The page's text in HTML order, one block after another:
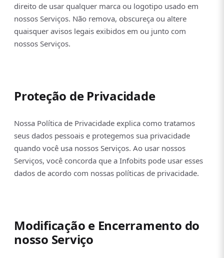
direito de usar qualquer marca ou logotipo usado em
nossos Serviços. Não remova, obscureça ou altere
quaisquer avisos legais exibidos em ou junto com
nossos Serviços.
Proteção de Privacidade
Nossa Política de Privacidade explica como tratamos
seus dados pessoais e protegemos sua privacidade
quando você usa nossos Serviços. Ao usar nossos
Serviços, você concorda que a Infobits pode usar esses
dados de acordo com nossas políticas de privacidade.
Modificação e Encerramento do
nosso Serviço